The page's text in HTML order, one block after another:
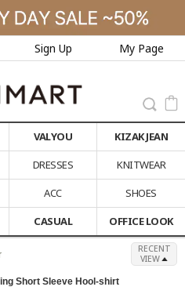
Sign Up My Page
VALYOU
KIZAK JEAN
DRESSES
KNITWEAR
ACC
SHOES
CASUAL OFFICE LOOK
RECENT
VIEW
Short Sleeve Hool-shirt